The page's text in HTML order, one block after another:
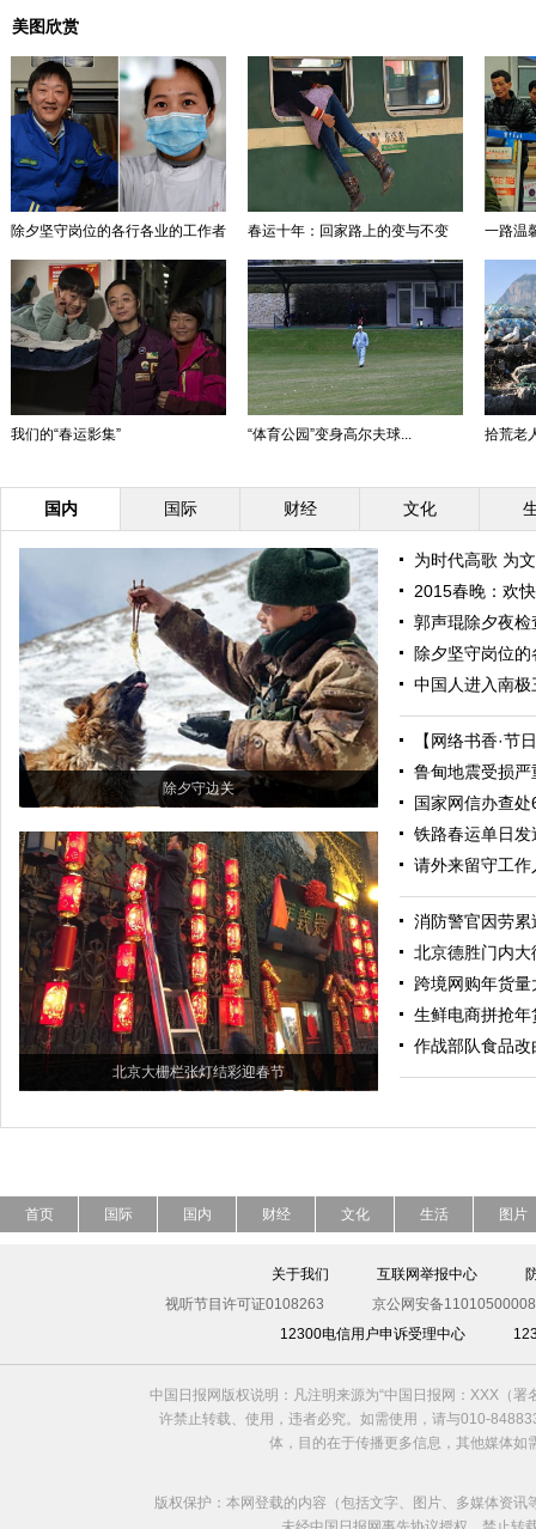
美图欣赏
除夕坚守岗位的各行各业的工作者 春运十年：回家路上的变与不变 一路温
我们的“春运影集” “体育公园”变身高尔夫球... 拾荒老
国内 国际 财经 文化
除夕守边关
北京大栅栏张灯结彩迎春节
为时代高歌 为
2015春晚：欢
郭声琨除夕夜
除夕坚守岗位
中国人进入南极
【网络书香·节
鲁甸地震受损
国家网信办查
铁路春运单日
请外来留守工
消防警官因劳
北京德胜门内
跨境网购年货量
生鲜电商拼抢年
作战部队食品
首页 国际 国内 财经 文化 生活 图片
关于我们 互联网举报中心
视听节目许可证0108263
京公网安备
12300电信用户申诉受理中心
中国日报网版权说明：凡注明来源为“中国日报网：XXX（
许禁止转载、使用，违者必究。如需使用，请与010-
体，目的在于传播更多信息，其他媒体
版权保护：本网登载的内容（包括文字、图片、多媒体资